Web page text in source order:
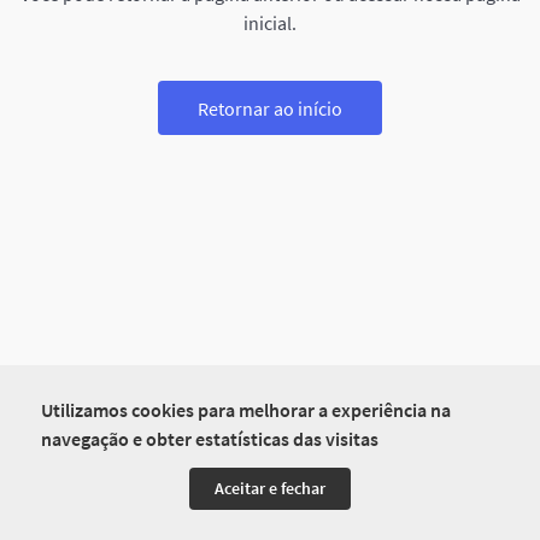
Utilizamos cookies para melhorar a experiência na
navegação e obter estatísticas das visitas
Aceitar e fechar
inicial.
Retornar ao início